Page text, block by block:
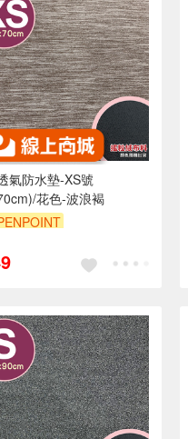
氣防水墊-XS號
花色-波浪褐
滿 2000 元折抵 100元
費不算在 2000 元的範圍